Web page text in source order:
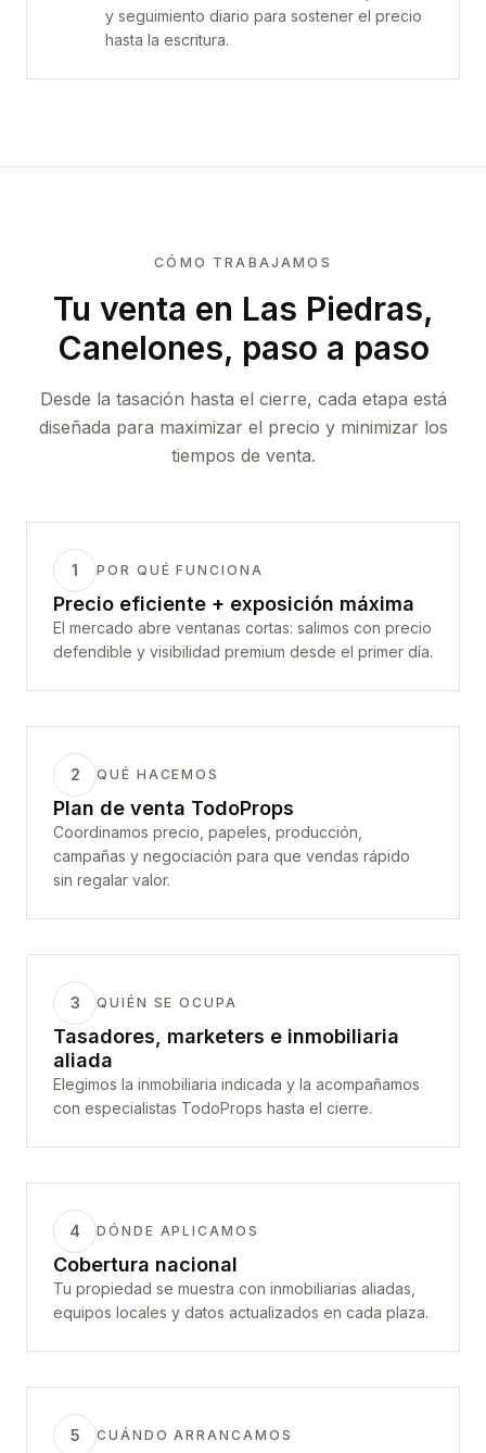
y seguimiento diario para sostener el precio
hasta la escritura.
CÓMO TRABAJAMOS
Tu venta en Las Piedras,
Canelones, paso a paso
Desde la tasación hasta el cierre, cada etapa está
diseñada para maximizar el precio y minimizar los
tiempos de venta.
1 POR QUÉ FUNCIONA
Precio eficiente + exposición máxima
El mercado abre ventanas cortas: salimos con precio
defendible y visibilidad premium desde el primer día.
2 QUÉ HACEMOS
Plan de venta TodoProps
Coordinamos precio, papeles, producción,
campañas y negociación para que vendas rápido
sin regalar valor.
3 QUIÉN SE OCUPA
Tasadores, marketers e inmobiliaria
aliada
Elegimos la inmobiliaria indicada y la acompañamos
con especialistas TodoProps hasta el cierre.
4 DÓNDE APLICAMOS
Cobertura nacional
Tu propiedad se muestra con inmobiliarias aliadas,
equipos locales y datos actualizados en cada plaza.
5 CUÁNDO ARRANCAMOS